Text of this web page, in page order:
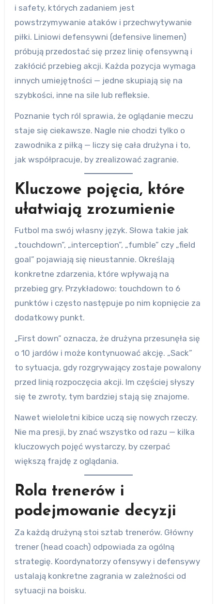
i safety, których zadaniem jest
powstrzymywanie ataków i przechwytywanie
piłki. Liniowi defensywni (defensive linemen)
próbują przedostać się przez linię ofensywną i
zakłócić przebieg akcji. Każda pozycja wymaga
innych umiejętności — jedne skupiają się na
szybkości, inne na sile lub refleksie.
Poznanie tych ról sprawia, że oglądanie meczu
staje się ciekawsze. Nagle nie chodzi tylko o
zawodnika z piłką — liczy się cała drużyna i to,
jak współpracuje, by zrealizować zagranie.
Kluczowe pojęcia, które
ułatwiają zrozumienie
Futbol ma swój własny język. Słowa takie jak
„touchdown”, „interception”, „fumble” czy „field
goal” pojawiają się nieustannie. Określają
konkretne zdarzenia, które wpływają na
przebieg gry. Przykładowo: touchdown to 6
punktów i często następuje po nim kopnięcie za
dodatkowy punkt.
„First down” oznacza, że drużyna przesunęła się
o 10 jardów i może kontynuować akcję. „Sack”
to sytuacja, gdy rozgrywający zostaje powalony
przed linią rozpoczęcia akcji. Im częściej słyszy
się te zwroty, tym bardziej stają się znajome.
Nawet wieloletni kibice uczą się nowych rzeczy.
Nie ma presji, by znać wszystko od razu — kilka
kluczowych pojęć wystarczy, by czerpać
większą frajdę z oglądania.
Rola trenerów i
podejmowanie decyzji
Za każdą drużyną stoi sztab trenerów. Główny
trener (head coach) odpowiada za ogólną
strategię. Koordynatorzy ofensywy i defensywy
ustalają konkretne zagrania w zależności od
sytuacji na boisku.